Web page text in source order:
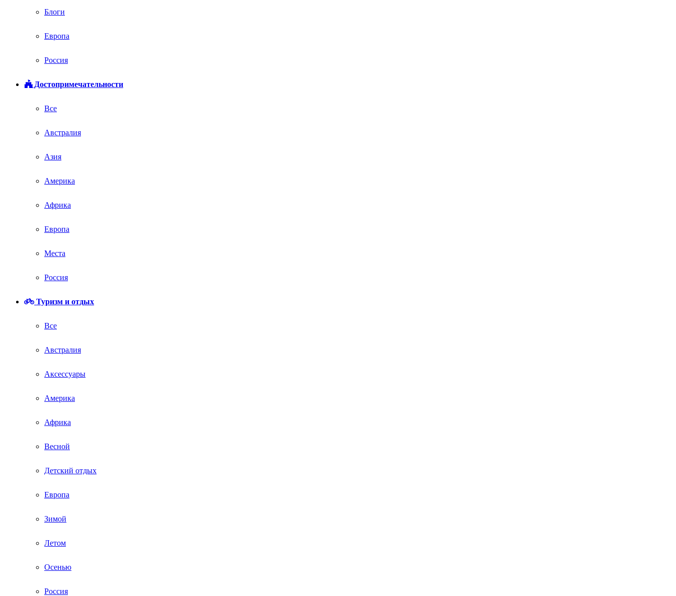
Блоги
Европа
Россия
Достопримечательности
Все
Австралия
Азия
Америка
Африка
Европа
Места
Россия
Туризм и отдых
Все
Австралия
Аксессуары
Америка
Африка
Весной
Детский отдых
Европа
Зимой
Летом
Осенью
Россия